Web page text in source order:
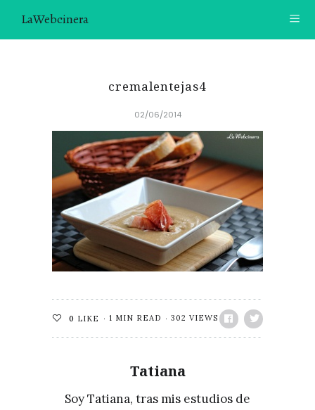
LaWebcinera
CONTACTO
¿TE GUSTARÍA UNIRTE A NUESTRA AVENTURA GASTRON
ÓMICA?
ÚNETE A LA NEWSLETTER
RECOMENDACIONES
cremalentejas4
02/06/2014
0 LIKE 1 MIN READ 302 VIEWS
Tatiana
Soy Tatiana, tras mis estudios de